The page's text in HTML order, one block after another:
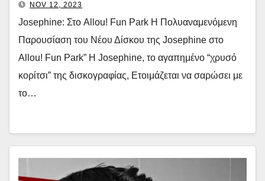
NOV 12, 2023
Josephine: Στο Allou! Fun Park Η Πολυαναμενόμενη
Παρουσίαση του Νέου Δίσκου της Josephine στο
Allou! Fun Park” Η Josephine, το αγαπημένο “χρυσό
κορίτσι” της δισκογραφίας, Ετοιμάζεται να σαρώσει με
το…